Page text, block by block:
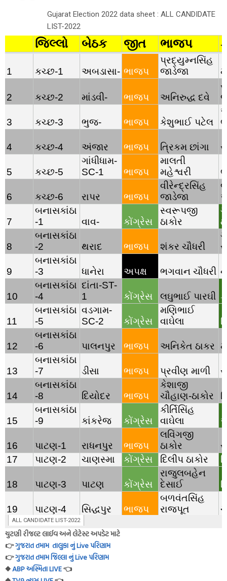
Gujarat Election 2022 data sheet : ALL CANDIDATE
LIST-2022
ALL CANDIDATE LIST-2022
ચુટણી રીજલ્ટ લાઈવ અને લેટેસ્ટ અપડેટ માટે
👉ગુજરાત તમામ તાલુકા નું Live પરિણામ
👉ગુજરાત તમામ જિલ્લા નું Live પરિણામ
◆ABP અસ્મિતા LIVE👈